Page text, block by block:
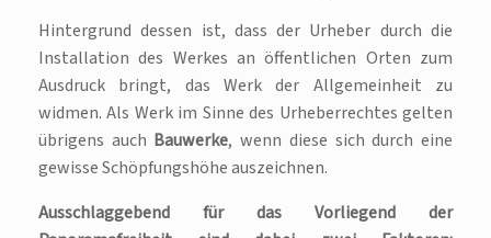
Hintergrund dessen ist, dass der Urheber durch die
Installation des Werkes an öffentlichen Orten zum
Ausdruck bringt, das Werk der Allgemeinheit zu
widmen. Als Werk im Sinne des Urheberrechtes gelten
übrigens auch Bauwerke, wenn diese sich durch eine
gewisse Schöpfungshöhe auszeichnen.
Ausschlaggebend für das Vorliegend der